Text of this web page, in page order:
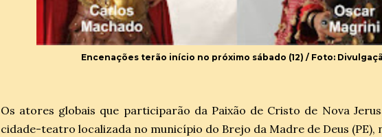
Encenações terão início no próximo sábado (12) / Foto:
Os atores globais que participarão da Paixão de Cristo de Nova
cidade-teatro localizada no município do Brejo da Madre de Deus